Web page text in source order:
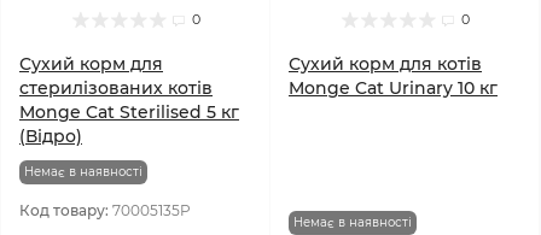
0
Сухий корм для
стерилізованих котів
Monge Cat Sterilised 5 кг
(Відро)
Немає в наявності
Код товару: 70005135P
0
Сухий корм для котів
Monge Cat Urinary 10 кг
Немає в наявності